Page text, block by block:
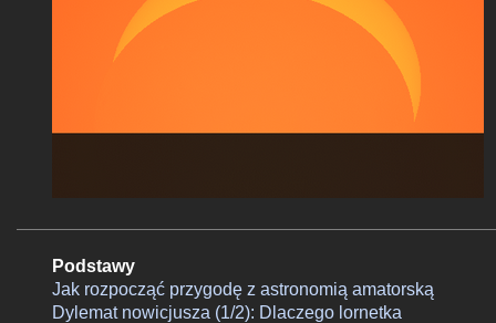
Podstawy
Jak rozpocząć przygodę z astronomią amatorską
Dylemat nowicjusza (1/2): Dlaczego lornetka